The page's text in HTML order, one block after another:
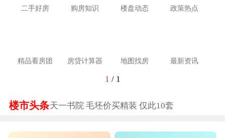
二手好房 购房知识 楼盘动态 政策热点
精品看房团 房贷计算器 地图找房 最新资讯
1 / 1
楼市头条天一书院 毛坯价买精装 仅此10套